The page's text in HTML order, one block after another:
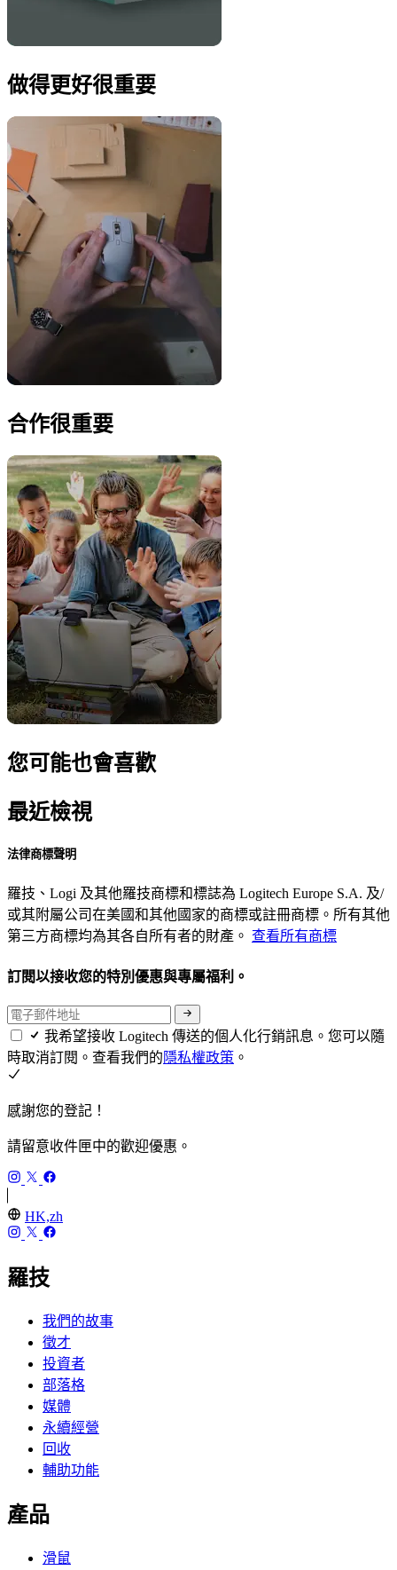
做得更好很重要
合作很重要
您可能也會喜歡
最近檢視
法律商標聲明
羅技、Logi 及其他羅技商標和標誌為 Logitech Europe S.A. 及/
或其附屬公司在美國和其他國家的商標或註冊商標。所有其他
第三方商標均為其各自所有者的財產。 查看所有商標
訂閱以接收您的特別優惠與專屬福利。
我希望接收 Logitech 傳送的個人化行銷訊息。您可以隨
時取消訂閱。查看我們的隱私權政策 。
感謝您的登記！
請留意收件匣中的歡迎優惠。
HK,zh
羅技
我們的故事
徵才
投資者
部落格
媒體
永續經營
回收
輔助功能
產品
滑鼠